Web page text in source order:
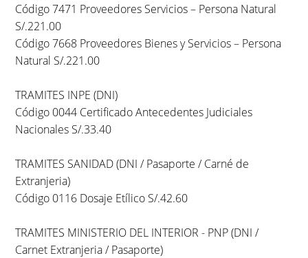
Código 7471 Proveedores Servicios – Persona Natural
S/.221.00
Código 7668 Proveedores Bienes y Servicios – Persona
Natural S/.221.00
TRAMITES INPE (DNI)
Código 0044 Certificado Antecedentes Judiciales
Nacionales S/.33.40
TRAMITES SANIDAD (DNI / Pasaporte / Carné de
Extranjeria)
Código 0116 Dosaje Etílico S/.42.60
TRAMITES MINISTERIO DEL INTERIOR - PNP (DNI /
Carnet Extranjeria / Pasaporte)